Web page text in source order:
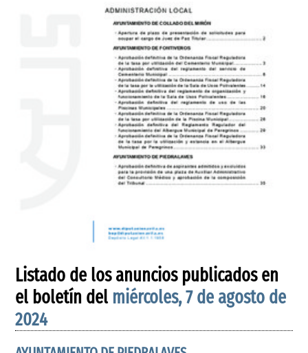
Listado de los anuncios publicados en
el boletín del miércoles, 7 de agosto de
2024